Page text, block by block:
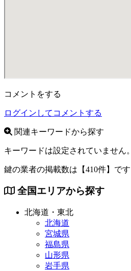
コメントをする
ログインしてコメントする
関連キーワードから探す
キーワードは設定されていません。
鍵の業者の掲載数は 【410件】 です
全国エリアから探す
北海道・東北
北海道
宮城県
福島県
山形県
岩手県